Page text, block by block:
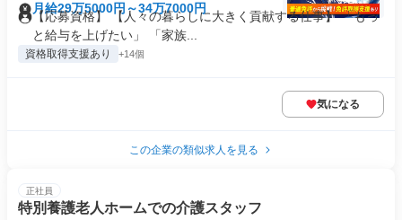
月給29万5000円～34万7000円
【応募資格】 【人々の暮らしに大きく貢献する仕事】 「もっ
と給与を上げたい」 「家族...
資格取得支援あり +14個
気になる
この企業の類似求人を見る
正社員
特別養護老人ホームでの介護スタッフ